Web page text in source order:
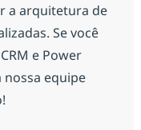
a arquitetura de
Se você
e Power
equipe